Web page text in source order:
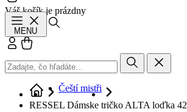
Váš košík je prázdny
MENU
Prihlásiť sa
Čeští mistři
RESSEL Dámske tričko ALTA loďka 42